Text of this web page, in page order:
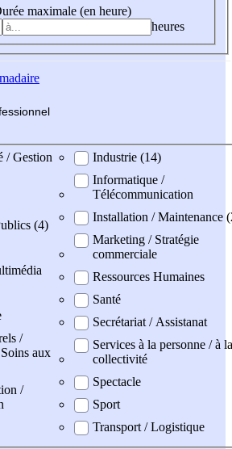
maximale (en heure)
heures
/ Gestion
(4)
/
aux
/
Industrie (14)
Informatique /
Télécommunication
Installation / Maintenance
Marketing / Stratégie
commerciale
Ressources Humaines
Santé
Secrétariat / Assistanat
Services à la personne / à la
collectivité
Spectacle
Sport
Transport / Logistique